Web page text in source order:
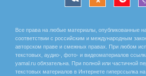
Все права на любые материалы, опубликованные
соответствии с российским и международным
авторском праве и смежных правах. При любом
текстовых, аудио-, фото- и видеоматериалов
yamal.ru обязательна. При полной или частичной
текстовых материалов в Интернете гиперссылка